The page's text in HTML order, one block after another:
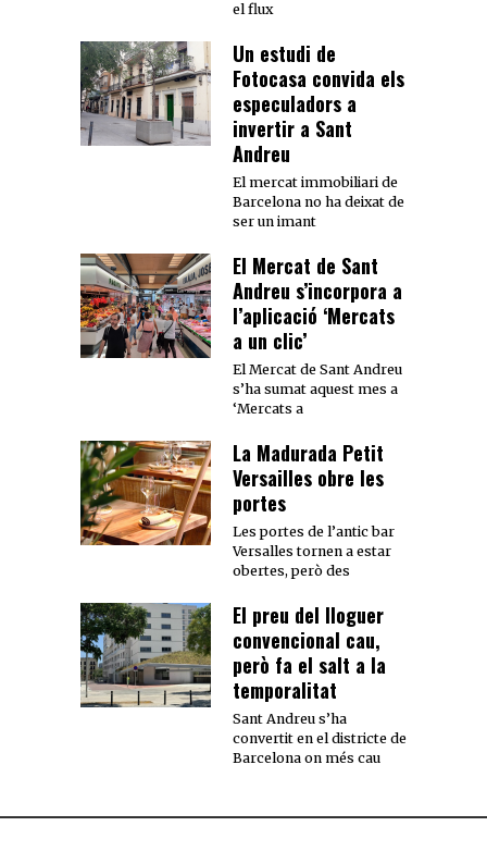
el flux
Un estudi de
Fotocasa convida els
especuladors a
invertir a Sant
Andreu
El mercat immobiliari de
Barcelona no ha deixat de
ser un imant
El Mercat de Sant
Andreu s’incorpora a
l’aplicació ‘Mercats
a un clic’
El Mercat de Sant Andreu
s’ha sumat aquest mes a
‘Mercats a
La Madurada Petit
Versailles obre les
portes
Les portes de l’antic bar
Versalles tornen a estar
obertes, però des
El preu del lloguer
convencional cau,
però fa el salt a la
temporalitat
Sant Andreu s’ha
convertit en el districte de
Barcelona on més cau